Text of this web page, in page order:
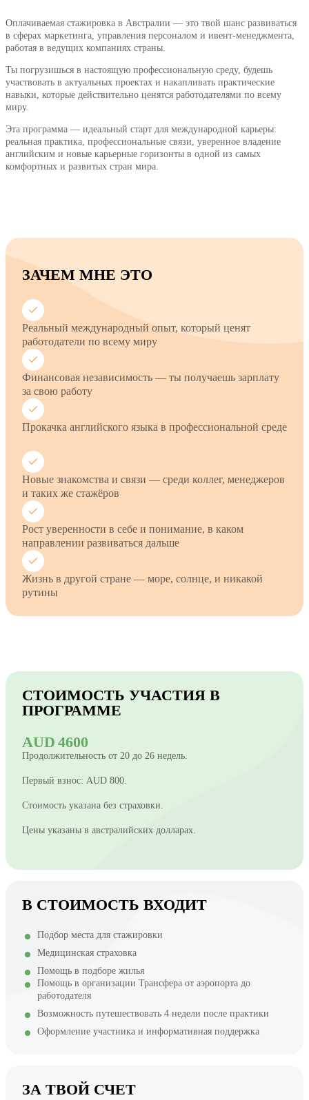
Оплачиваемая стажировка в Австралии — это твой шанс развиваться
в сферах маркетинга, управления персоналом и ивент-менеджмента,
работая в ведущих компаниях страны.
Ты погрузишься в настоящую профессиональную среду, будешь
участвовать в актуальных проектах и накапливать практические
навыки, которые действительно ценятся работодателями по всему
миру.
Эта программа — идеальный старт для международной карьеры:
реальная практика, профессиональные связи, уверенное владение
английским и новые карьерные горизонты в одной из самых
комфортных и развитых стран мира.
ЗАЧЕМ МНЕ ЭТО
Реальный международный опыт, который ценят
работодатели по всему миру
Финансовая независимость — ты получаешь зарплату
за свою работу
Прокачка английского языка в профессиональной среде
Новые знакомства и связи — среди коллег, менеджеров
и таких же стажёров
Рост уверенности в себе и понимание, в каком
направлении развиваться дальше
Жизнь в другой стране — море, солнце, и никакой
рутины
СТОИМОСТЬ УЧАСТИЯ В
ПРОГРАММЕ
AUD 4600
Продолжительность от 20 до 26 недель.
Первый взнос: AUD 800.
Стоимость указана без страховки.
Цены указаны в австралийских долларах.
В СТОИМОСТЬ ВХОДИТ
Подбор места для стажировки
Медицинская страховка
Помощь в подборе жилья
Помощь в организации Трансфера от аэропорта до
работодателя
Возможность путешествовать 4 недели после практики
Оформление участника и информативная поддержка
ЗА ТВОЙ СЧЕТ